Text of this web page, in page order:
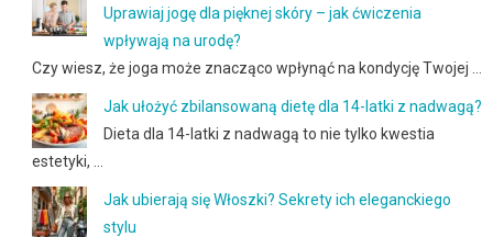
Uprawiaj jogę dla pięknej skóry – jak ćwiczenia
wpływają na urodę?
Czy wiesz, że joga może znacząco wpłynąć na kondycję Twojej …
Jak ułożyć zbilansowaną dietę dla 14-latki z nadwagą?
Dieta dla 14-latki z nadwagą to nie tylko kwestia
estetyki, …
Jak ubierają się Włoszki? Sekrety ich eleganckiego
stylu